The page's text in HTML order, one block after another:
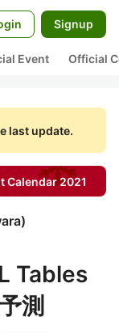
Signup
Event Official
last update.
Calendar2021
)
Tables
測